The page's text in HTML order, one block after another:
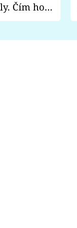
Čím ho